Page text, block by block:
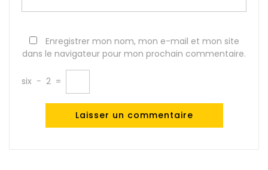
Enregistrer mon nom, mon e-mail et mon site
dans le navigateur pour mon prochain commentaire.
six − 2 =